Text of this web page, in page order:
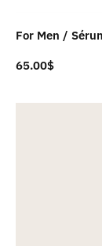
For Men /
65.00$